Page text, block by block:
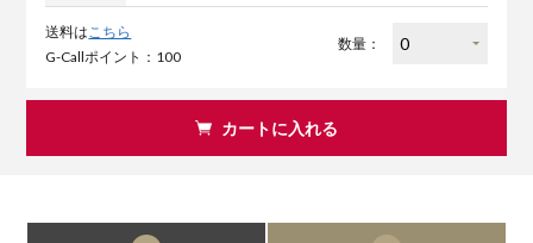
送料は こちら
G-Callポイント：100
数量：
カートに入れる